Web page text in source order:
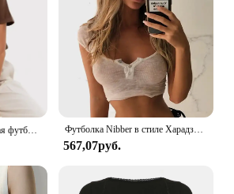
Футболка Nibber в стиле Харадзюку женская, простая белая мягкая приталенная, кроп-топ, Повседневная Базовая уличная одежда, топ с квадратным вырезом
567,07руб.